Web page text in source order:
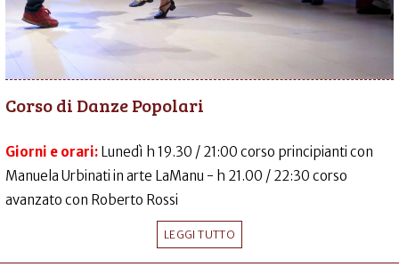
Corso di Danze Popolari
Giorni e orari: Lunedì h 19.30 / 21:00 corso principianti con
Manuela Urbinati in arte LaManu - h 21.00 / 22:30 corso
avanzato con Roberto Rossi
LEGGI TUTTO